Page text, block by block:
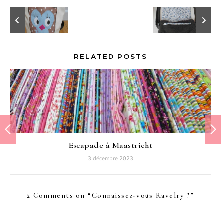
RELATED POSTS
Escapade à Maastricht
3 décembre 2023
2 Comments on “Connaissez-vous Ravelry ?”